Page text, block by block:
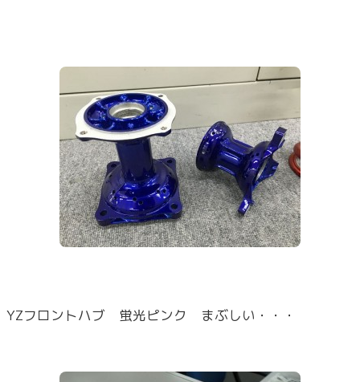
YZフロントハブ 蛍光ピンク まぶしい・・・